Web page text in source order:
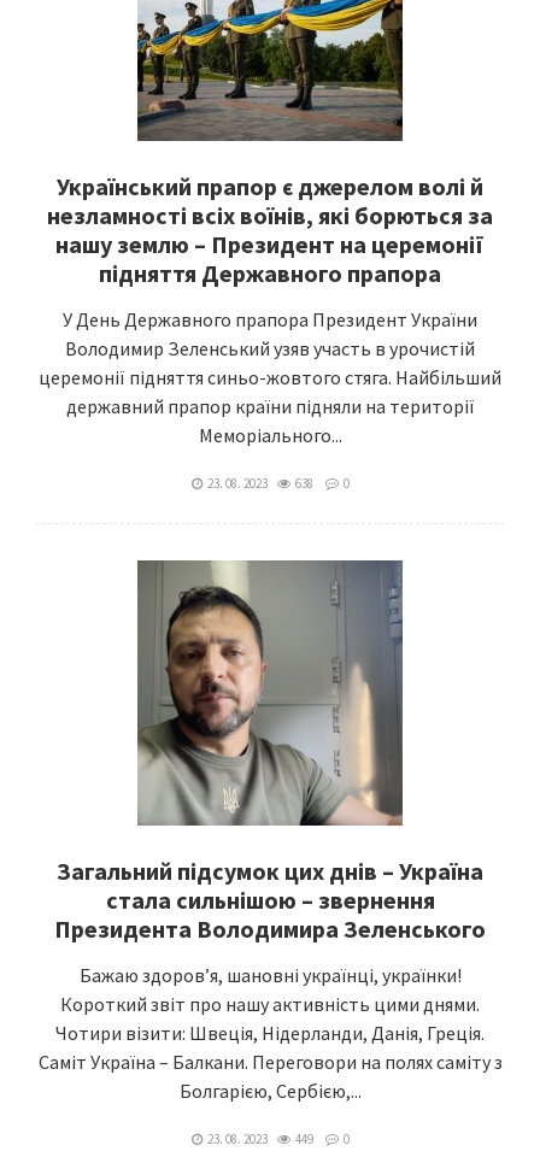
Український прапор є джерелом волі й
незламності всіх воїнів, які борються за
нашу землю – Президент на церемонії
підняття Державного прапора
У День Державного прапора Президент України
Володимир Зеленський узяв участь в урочистій
церемонії підняття синьо-жовтого стяга. Найбільший
державний прапор країни підняли на території
Меморіального...
23. 08. 2023 638 0
Загальний підсумок цих днів – Україна
стала сильнішою – звернення
Президента Володимира Зеленського
Бажаю здоров’я, шановні українці, українки!
Короткий звіт про нашу активність цими днями.
Чотири візити: Швеція, Нідерланди, Данія, Греція.
Саміт Україна – Балкани. Переговори на полях саміту з
Болгарією, Сербією,...
23. 08. 2023 449 0